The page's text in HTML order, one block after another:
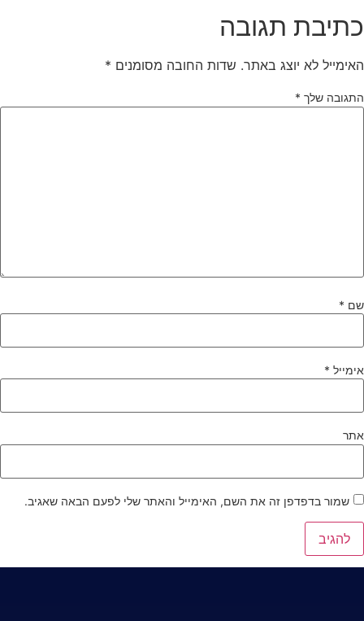
תגובה
לא יוצג באתר. שדות החובה מסומנים *
שלך *
*
*
שמור בדפדפן זה את השם, האימייל והאתר שלי לפעם הבאה שאגיב.